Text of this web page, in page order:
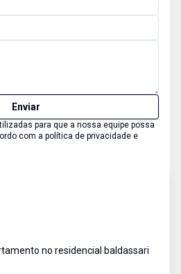
Enviar
para que a nossa equipe possa
com a política de privacidade e
no residencial baldassari